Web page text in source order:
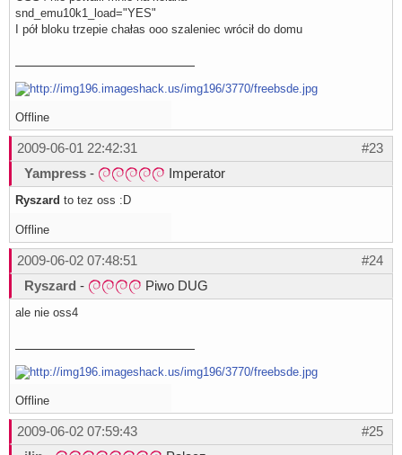
snd_emu10k1_load="YES"
I pół bloku trzepie chałas ooo szaleniec wrócił do domu
Offline
#23
2009-06-01 22:42:31
Yampress - Imperator
Ryszard to tez oss :D
Offline
#24
2009-06-02 07:48:51
Ryszard - Piwo DUG
ale nie oss4
Offline
#25
2009-06-02 07:59:43